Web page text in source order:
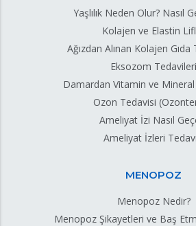
Yaşlılık Neden Olur? Nasıl
Kolajen ve Elastin
Ağızdan Alınan Kolajen Gıda
Eksozom Tedavileri
Damardan Vitamin ve
Ozon Tedavisi
Ameliyat İzi Nasıl
Ameliyat İzleri
MENOPOZ
Menopoz Nedir?
Menopoz Şikayetleri ve Baş